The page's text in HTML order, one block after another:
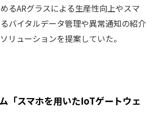
るARグラスによる生産性向上やスマ
バイタルデータ管理や異常通知の紹介
リューションを提案していた。
「スマホを用いたIoTゲートウェ